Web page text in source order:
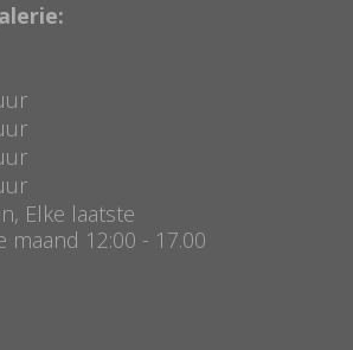
Elke laatste
maand 12:00 - 17.00